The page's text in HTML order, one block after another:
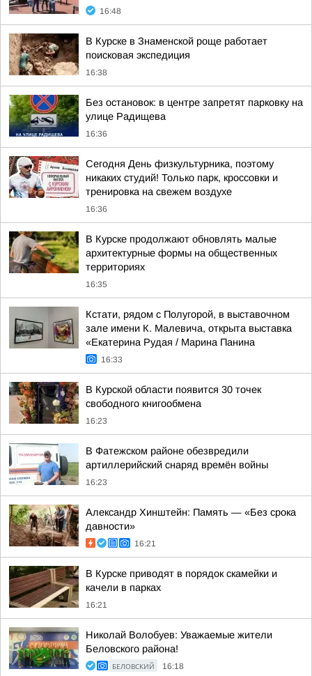
16:48
В Курске в Знаменской роще работает
поисковая экспедиция
16:38
Без остановок: в центре запретят парковку на
улице Радищева
16:36
Сегодня День физкультурника, поэтому
никаких студий! Только парк, кроссовки и
тренировка на свежем воздухе
16:36
В Курске продолжают обновлять малые
архитектурные формы на общественных
территориях
16:35
Кстати, рядом с Полугорой, в выставочном
зале имени К. Малевича, открыта выставка
«Екатерина Рудая / Марина Панина
16:33
В Курской области появится 30 точек
свободного книгообмена
16:23
В Фатежском районе обезвредили
артиллерийский снаряд времён войны
16:23
Александр Хинштейн: Память — «Без срока
давности»
16:21
В Курске приводят в порядок скамейки и
качели в парках
16:21
Николай Волобуев: Уважаемые жители
Беловского района!
БЕЛОВСКИЙ 16:18